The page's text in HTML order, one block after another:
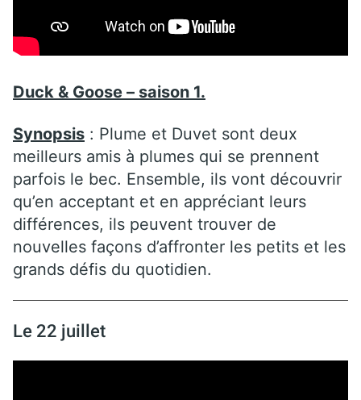
Duck & Goose – saison 1.
Synopsis : Plume et Duvet sont deux
meilleurs amis à plumes qui se prennent
parfois le bec. Ensemble, ils vont découvrir
qu’en acceptant et en appréciant leurs
différences, ils peuvent trouver de
nouvelles façons d’affronter les petits et les
grands défis du quotidien.
Le 22 juillet